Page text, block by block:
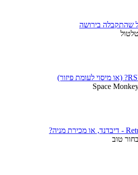
שהתקבלה בירושה
טוב